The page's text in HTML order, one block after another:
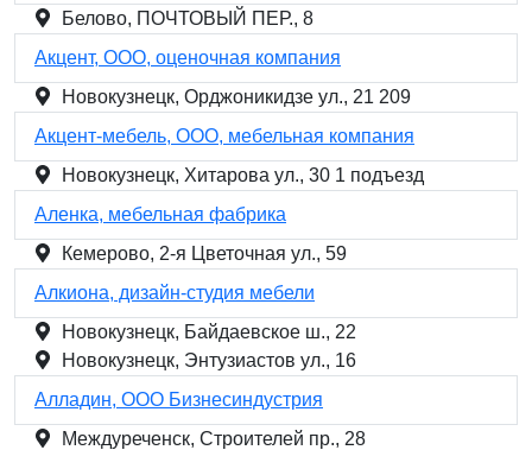
Белово, ПОЧТОВЫЙ ПЕР., 8
Акцент, ООО, оценочная компания
Новокузнецк, Орджоникидзе ул., 21 209
Акцент-мебель, ООО, мебельная компания
Новокузнецк, Хитарова ул., 30 1 подъезд
Аленка, мебельная фабрика
Кемерово, 2-я Цветочная ул., 59
Алкиона, дизайн-студия мебели
Новокузнецк, Байдаевское ш., 22
Новокузнецк, Энтузиастов ул., 16
Алладин, ООО Бизнесиндустрия
Междуреченск, Строителей пр., 28